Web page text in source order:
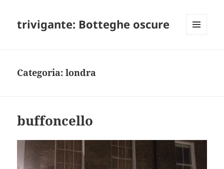
trivigante: Botteghe oscure
Categoria:londra
buffoncello